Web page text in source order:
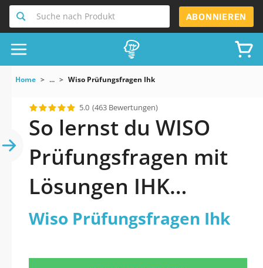
Suche nach Produkt ABONNIEREN
Home ... Wiso Prüfungsfragen Ihk
5.0 (463 Bewertungen)
So lernst du WISO
Prüfungsfragen mit
Lösungen IHK
wirklich sicher
Wiso Prüfungsfragen Ihk